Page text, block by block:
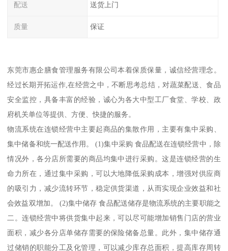
配送 送货上门
质量 保证
东莞市惠企膳食管理服务有限公司本着保质保量，诚信经营理念。
经过长期开拓运作,在经营之中，不断思考总结，对蔬菜配送、食品
安全监控，具备丰富的经验，诚心为各大中型工厂食堂、学校、政
府机关单位等提供、方便、快捷的服务。
物流系统在连锁经营中主要起商品的集散作用，主要有集中采购、
集中储备和统一配送作用。 (1)集中采购 食品配送在连锁经营中，除
情况外，各分店所需要的商品均集中进行采购。这是连锁经营的生
命力所在，通过集中采购，可以大地降低采购成本，增强对供应商
的吸引力，减少流转环节，稳定供货渠道，从而实现企业效益和社
会效益双增加。 (2)集中储存 食品配送储存是物流系统的主要职能之
二。连锁经营中将供货集中起来，可以尽可能增加销售门店的营业
面积，减少各分店单储存需要的保险储备总量。此外，集中储存通
过储销的职能分工及化管理，可以减少库存总面积，提高库存周转